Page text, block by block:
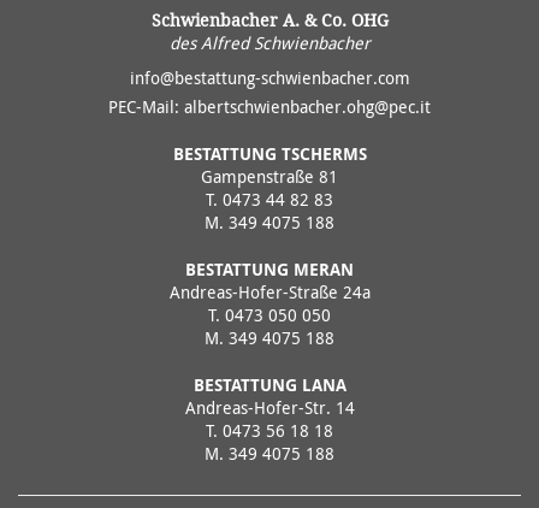
Schwienbacher A. & Co. OHG
des Alfred Schwienbacher
info@bestattung-schwienbacher.com
PEC-Mail: albertschwienbacher.ohg@pec.it
BESTATTUNG TSCHERMS
Gampenstraße 81
T. 0473 44 82 83
M. 349 4075 188
BESTATTUNG MERAN
Andreas-Hofer-Straße 24a
T. 0473 050 050
M. 349 4075 188
BESTATTUNG LANA
Andreas-Hofer-Str. 14
T. 0473 56 18 18
M. 349 4075 188